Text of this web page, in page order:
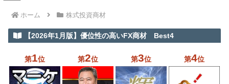
ホーム 株式投資商材
【2026年1月版】優位性の高いFX商材 Best4
第1位 第2位 第3位 第4位